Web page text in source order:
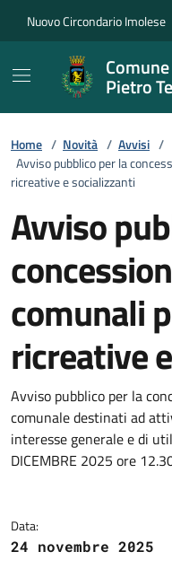
Nuovo Circondario Imolese
Pietro
Home / Novità / Avvisi /
Avviso pubblico per la
ricreative e socializzanti
Avviso
comunali
ricreative
Dettagli
Avviso pubblico per la
comunale destinati ad
interesse generale e di
DICEMBRE 2025 ore
Data:
24 novembre 2025